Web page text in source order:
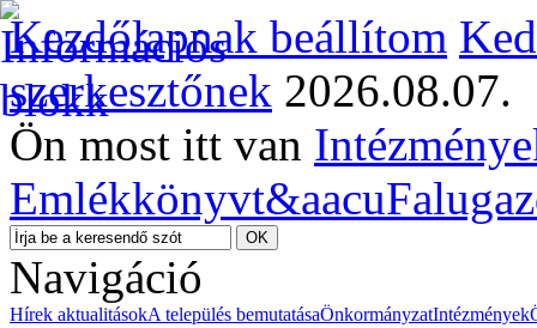
Kezdőlapnak beállítom
szerkesztőnek 2026.08.07.
Ön most itt van
Emlékkönyvt&aacu
Navigáció
Hírek aktualitásokA település bemutatásaÖnkormányzatIntézmények